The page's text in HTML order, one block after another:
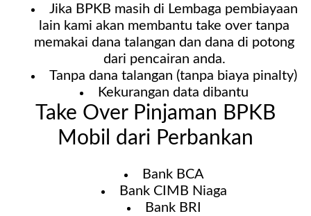
Jika BPKB masih di Lembaga pembiayaan
lain kami akan membantu take over tanpa
memakai dana talangan dan dana di potong
dari pencairan anda.
Tanpa dana talangan (tanpa biaya pinalty)
Kekurangan data dibantu
Take Over Pinjaman BPKB
Mobil dari Perbankan
Bank BCA
Bank CIMB Niaga
Bank BRI